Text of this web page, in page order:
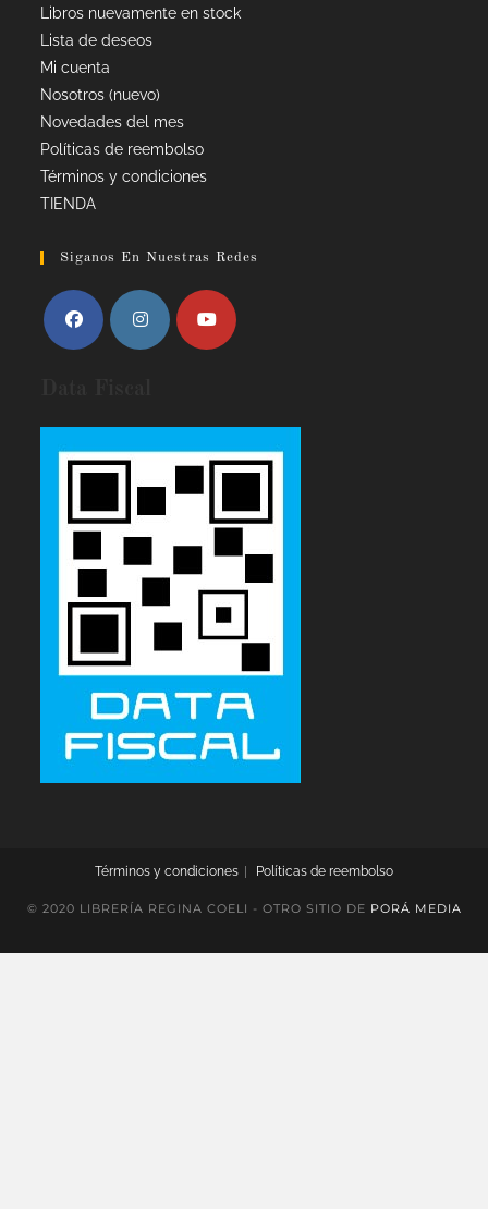
Libros nuevamente en stock
Lista de deseos
Mi cuenta
Nosotros (nuevo)
Novedades del mes
Políticas de reembolso
Términos y condiciones
TIENDA
Siganos En Nuestras Redes
Términos y condiciones Políticas de reembolso
© 2020 LIBRERÍA REGINA COELI - OTRO SITIO DE PORÁ MEDIA